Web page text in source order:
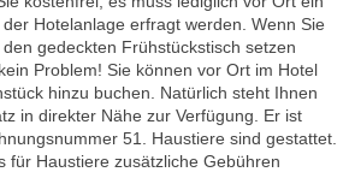
Hotelanlage erfragt werden. Wenn Sie
gedeckten Frühstückstisch setzen
Problem! Sie können vor Ort im Hotel
hinzu buchen. Natürlich steht Ihnen
in direkter Nähe zur Verfügung. Er ist
51. Haustiere sind gestattet.
für Haustiere zusätzliche Gebühren